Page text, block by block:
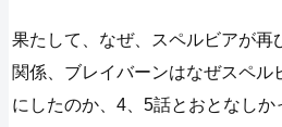
果たして、なぜ、スペルビアが再
関係、ブレイバーンはなぜスペル
にしたのか、4、5話とおとなし